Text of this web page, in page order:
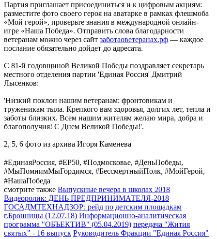
Партия приглашает присоединиться и к цифровым акциям:
разместите фото своего героя на аватарке в рамках флешмоба
«Мой герой», проверьте знания в международной онлайн-
игре «Наша Победа». Отправить слова благодарности
ветеранам можно через сайт заботаоветеранах.рф — каждое
послание обязательно дойдет до адресата.
С 81-й годовщиной Великой Победы поздравляет секретарь
местного отделения партии 'Единая Россия' Дмитрий
Лысенков:
'Низкий поклон нашим ветеранам: фронтовикам и
труженикам тыла. Крепкого вам здоровья, долгих лет, тепла и
заботы близких. Всем нашим жителям желаю мира, добра и
благополучия! С Днем Великой Победы!'.
2, 5, 6 фото из архива Игоря Каменева
#ЕдинаяРоссия, #ЕР50, #Подмосковье, #ДеньПобеды,
#МыПомнимМыГордимся, #БессмертныйПолк, #МойГерой,
#НашаПобеда
смотрите также Выпускные вечера в школах 2018
Видеоролик: ДЕНЬ ПРЕДПРИНИМАТЕЛЯ-2018
ГОСАДМТЕХНАДЗОР: рейд по детским площадкам
г.Бронницы (12.07.18) Информационно-аналитическая
программа "ОБЪЕКТИВ" (05.04.2019) передача "Жития
святых" - 16 выпуск Руководитель Фракции "Единая Россия"